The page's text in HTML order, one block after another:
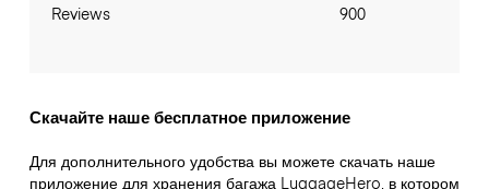
Reviews 900
Скачайте наше бесплатное приложение
Для дополнительного удобства вы можете скачать наше
приложение для хранения багажа LuggageHero, в котором